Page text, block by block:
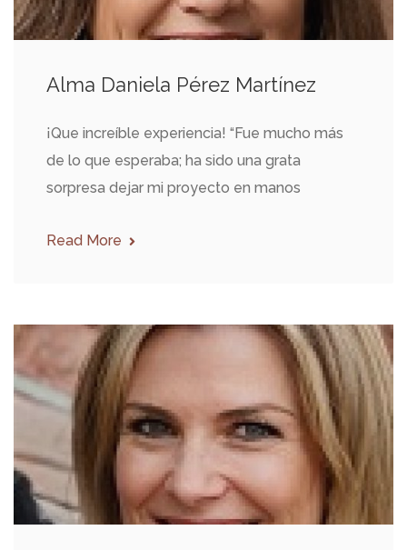
Alma Daniela Pérez Martínez
¡Que increíble experiencia! “Fue mucho más
de lo que esperaba; ha sido una grata
sorpresa dejar mi proyecto en manos
Read More